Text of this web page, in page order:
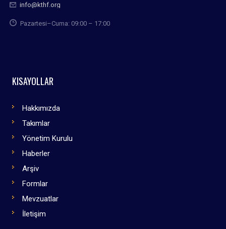
info@kthf.org
Pazartesi–Cuma: 09:00 – 17:00
KISAYOLLAR
Hakkımızda
Takımlar
Yönetim Kurulu
Haberler
Arşiv
Formlar
Mevzuatlar
İletişim